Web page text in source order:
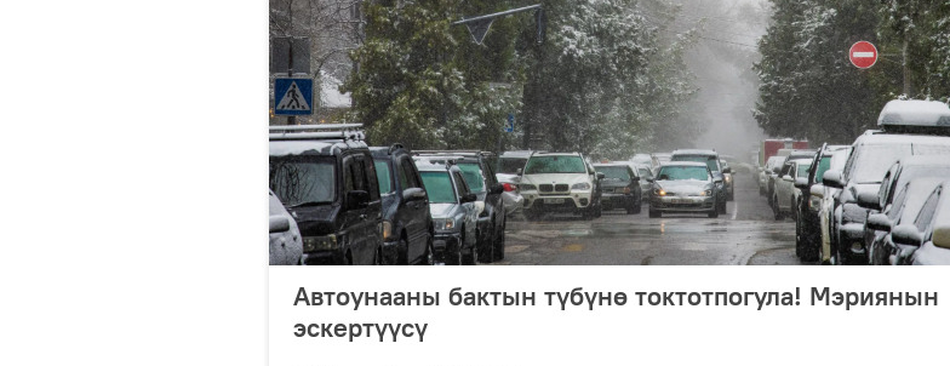
Автоунааны бактын түбүнө токтотпогула! Мэриянын
эскертүүсү